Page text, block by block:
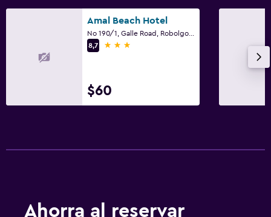
Amal Beach Hotel
8,7
3 estrellas
$60
Ahorra al reservar